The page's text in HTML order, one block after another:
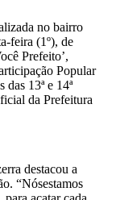
no bairro
feira (1º), de
Prefeito’,
Popular
13ª e 14ª
da Prefeitura
destacou a
“Nósestamos